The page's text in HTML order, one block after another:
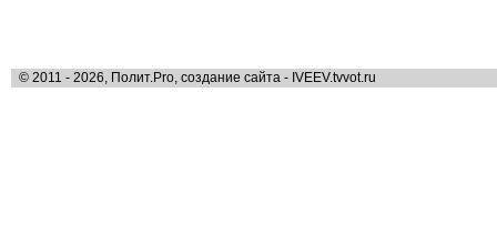
© 2011 - 2026, Полит.Pro, создание сайта - IVEEV.tvvot.ru